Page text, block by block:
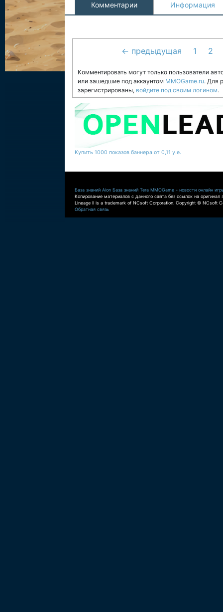
Комментарии Информация
← предыдущая 1 2
Комментировать могут только пользователи
или зашедшие под аккаунтом MMOGame.ru. Для
зарегистрированы, войдите под своим логином.
Купить 1000 показов баннера от 0,11 у.е.
База знаний Aion База знаний Tera MMOGame - новости онлайн
Копирование материалов с данного сайта без ссылок на оригинал
Lineage II is a trademark of NCsoft Corporation. Copyright © NCsoft
Обратная связь